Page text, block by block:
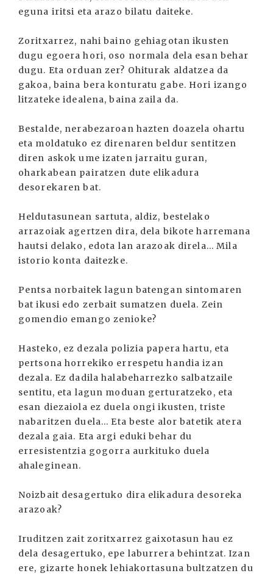
eguna iritsi eta arazo bilatu daiteke.
Zoritxarrez, nahi baino gehiagotan ikusten
dugu egoera hori, oso normala dela esan behar
dugu. Eta orduan zer? Ohiturak aldatzea da
gakoa, baina bera konturatu gabe. Hori izango
litzateke idealena, baina zaila da.
Bestalde, nerabezaroan hazten doazela ohartu
eta moldatuko ez direnaren beldur sentitzen
diren askok ume izaten jarraitu guran,
oharkabean pairatzen dute elikadura
desorekaren bat.
Heldutasunean sartuta, aldiz, bestelako
arrazoiak agertzen dira, dela bikote harremana
hautsi delako, edota lan arazoak direla... Mila
istorio konta daitezke.
Pentsa norbaitek lagun batengan sintomaren
bat ikusi edo zerbait sumatzen duela. Zein
gomendio emango zenioke?
Hasteko, ez dezala polizia papera hartu, eta
pertsona horrekiko errespetu handia izan
dezala. Ez dadila halabeharrezko salbatzaile
sentitu, eta lagun moduan gerturatzeko, eta
esan diezaiola ez duela ongi ikusten, triste
nabaritzen duela... Eta beste alor batetik atera
dezala gaia. Eta argi eduki behar du
erresistentzia gogorra aurkituko duela
ahaleginean.
Noizbait desagertuko dira elikadura desoreka
arazoak?
Iruditzen zait zoritxarrez gaixotasun hau ez
dela desagertuko, epe laburrera behintzat. Izan
ere, gizarte honek lehiakortasuna bultzatzen du